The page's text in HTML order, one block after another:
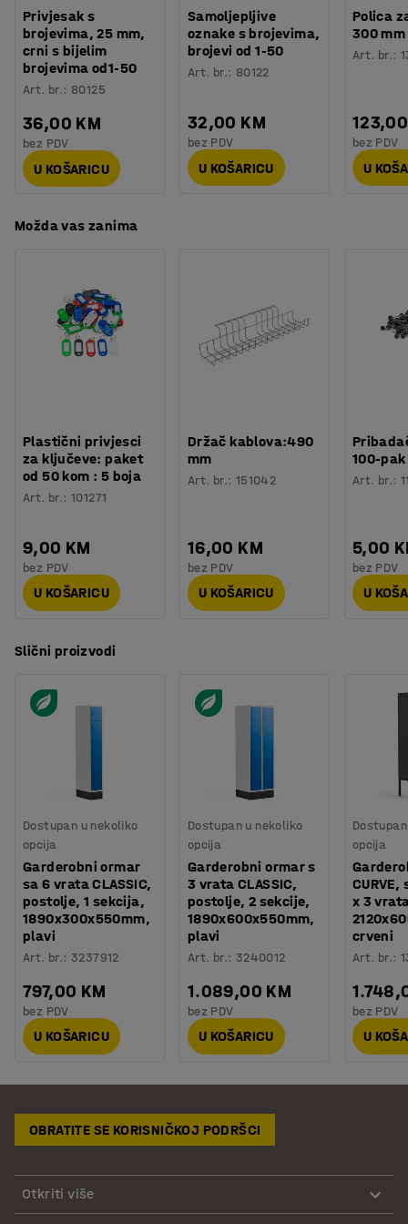
Klupa podiže ormarić na visinu koja odgovara položaju
sjedenja, također olakšava čišćenje prostora ispod
ormarića.
potrebama kako biste stvorili idealno rješenje za sigurno
spremanje (prodaje se posebno).
Broj za boju okvira ormara :
RAL 7016
Materijal klupe : Jelovina
Broj vrata: 16
Broj sekcija : 4
Potreban broj osoba
Procjena vremena
Težina: 105,05
Montaža: Dolazi nesastavljeno
Testirano: EN 16121:2023
Privjesak s
brojevima, 25 mm,
crni s bijelim
brojevima od1-50
Art. br.: 80125
36,00 KM
bez PDV
U KOŠARICU
Samoljepljive
oznake s brojevima,
brojevi od 1-50
Art. br.: 80122
32,00 KM
bez PDV
U KOŠARICU
Polica
300 mm
Art. br.:
bez PDV
U
Možda vas zanima
Plastični privjesci
za ključeve: paket
od 50 kom : 5 boja
Art. br.:101271
9,00 KM
bez PDV
U KOŠARICU
Držač kablova:490
mm
Art. br.: 151042
16,00 KM
bez PDV
U KOŠARICU
100-pak
Art. br.:
5,00
bez PDV
U
Slični proizvodi
Dostupan u nekoliko
opcija
Garderobni ormar
sa 6 vrata CLASSIC,
postolje, 1 sekcija,
1890x300x550mm,
plavi
Art. br.:3237912
797,00 KM
bez PDV
U KOŠARICU
Dostupan u nekoliko
opcija
Garderobni ormar s
3 vrata CLASSIC,
postolje, 2 sekcije,
1890x600x550mm,
plavi
Art. br.: 3240012
1.089,00 KM
bez PDV
U KOŠARICU
opcija
x 3
crveni
Art. br.:
bez PDV
U
OBRATITE SE KORISNIČKOJ PODRŠCI
Otkriti više